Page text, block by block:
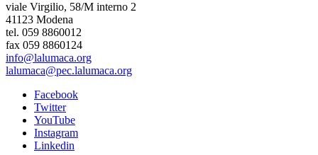
viale Virgilio, 58/M interno 2
41123 Modena
tel. 059 8860012
fax 059 8860124
info@lalumaca.org
lalumaca@pec.lalumaca.org
Facebook
Twitter
YouTube
Instagram
Linkedin